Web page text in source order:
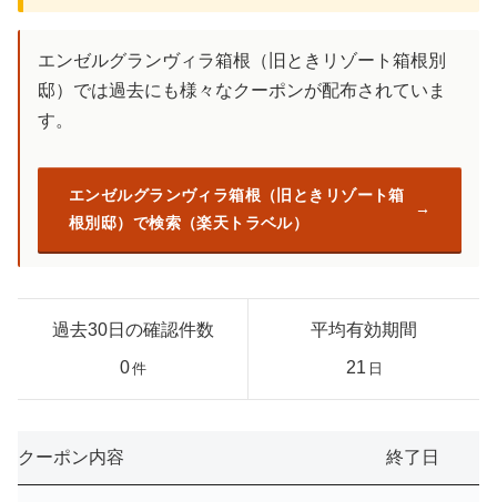
エンゼルグランヴィラ箱根（旧ときリゾート箱根別
邸）では過去にも様々なクーポンが配布されていま
す。
エンゼルグランヴィラ箱根（旧ときリゾート箱
根別邸）で検索（楽天トラベル）
過去30日の確認件数
0件
平均有効期間
21 日
クーポン内容 終了日